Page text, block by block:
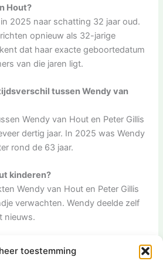
toestemming
Hout?
2025 naar schatting 32 jaar oud.
opnieuw als 32-jarige
dat haar exacte geboortedatum
van die jaren ligt.
tussen Wendy van
Wendy van Hout en Peter Gillis
dertig jaar. In 2025 was Wendy
rond de 63 jaar.
kinderen?
Wendy van Hout en Peter Gillis
verwachten. Wendy deelde zelf
nieuws.
bekend als partner van Peter